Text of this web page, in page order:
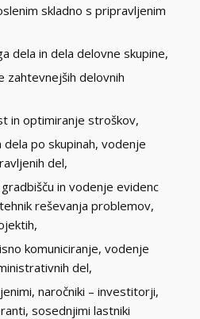
skladno s pripravljenim
dela in dela delovne skupine,
zahtevnejših delovnih
in optimiranje stroškov,
po skupinah, vodenje
del,
in vodenje evidenc
reševanja problemov,
komuniciranje, vodenje
del,
naročniki – investitorji,
sosednjimi lastniki